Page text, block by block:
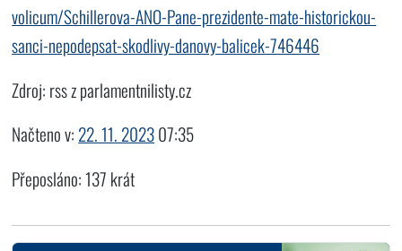
volicum/Schillerova-ANO-Pane-prezidente-mate-historickou-
sanci-nepodepsat-skodlivy-danovy-balicek-746446
Zdroj: rss z parlamentnilisty.cz
Načteno v: 22. 11. 202307:35
Přeposláno: 137 krát